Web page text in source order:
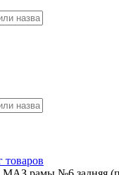
товаров